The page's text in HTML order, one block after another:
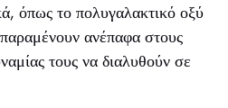
όπως το πολυγαλακτικό οξύ
ανέπαφα στους
τους να διαλυθούν σε